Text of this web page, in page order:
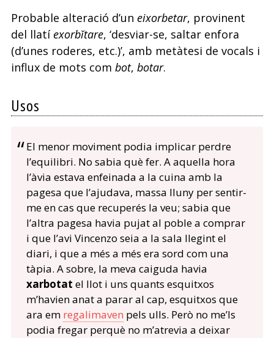
Probable alteració d’un eixorbetar, provinent
del llatí exorbĭtare, ‘desviar-se, saltar enfora
(d’unes roderes, etc.)’, amb metàtesi de vocals i
influx de mots com bot, botar.
Usos
El menor moviment podia implicar perdre
l’equilibri. No sabia què fer. A aquella hora
l’àvia estava enfeinada a la cuina amb la
pagesa que l’ajudava, massa lluny per sentir-
me en cas que recuperés la veu; sabia que
l’altra pagesa havia pujat al poble a comprar
i que l’avi Vincenzo seia a la sala llegint el
diari, i que a més a més era sord com una
tàpia. A sobre, la meva caiguda havia
xarbotat el llot i uns quants esquitxos
m’havien anat a parar al cap, esquitxos que
ara em regalimaven pels ulls. Però no me’ls
podia fregar perquè no m’atrevia a deixar